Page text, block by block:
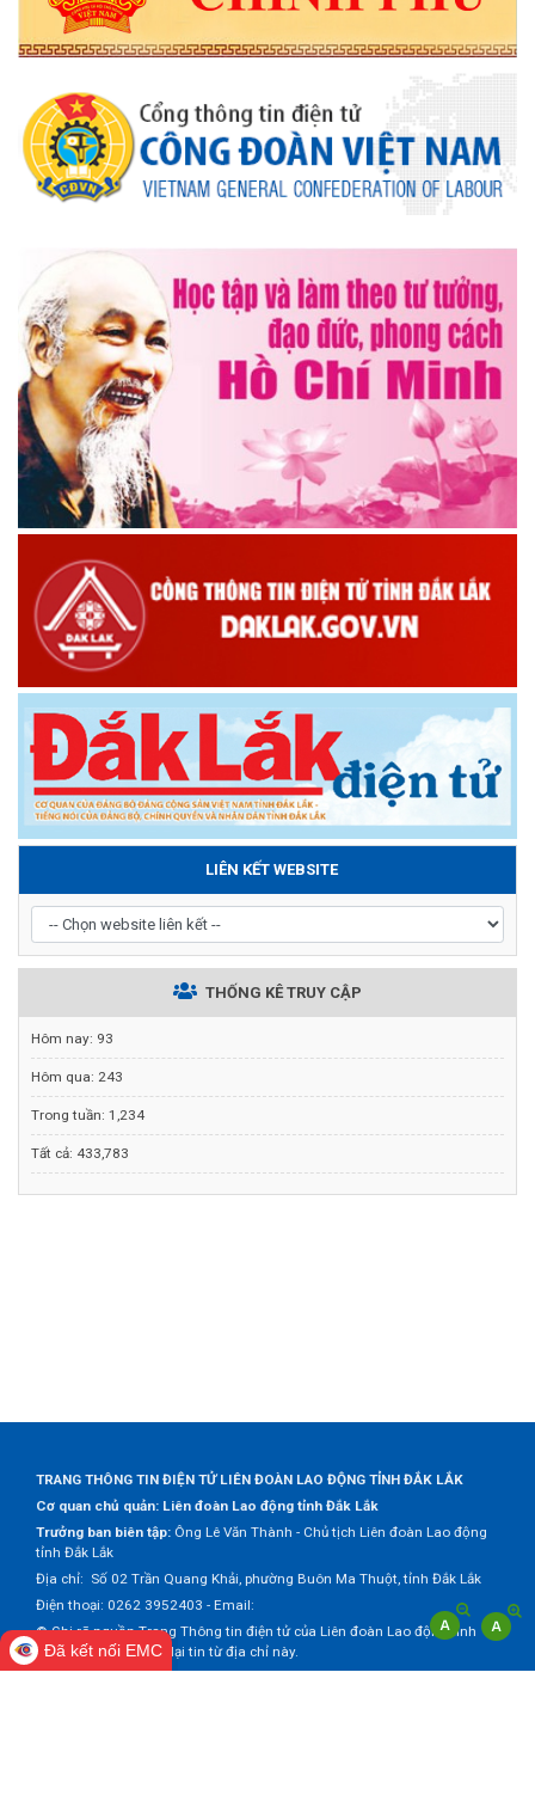
LIÊN KẾT WEBSITE
THỐNG KÊ TRUY CẬP
Hôm nay: 93
Hôm qua: 243
Trong tuần: 1,234
Tất cả: 433,783
TRANG THÔNG TIN ĐIỆN TỬ LIÊN ĐOÀN LAO ĐỘNG TỈNH ĐẮK LẮK
Cơ quan chủ quản: Liên đoàn Lao động tỉnh Đắk Lắk
Trưởng ban biên tập: Ông Lê Văn Thành - Chủ tịch Liên đoàn Lao động
tỉnh Đắk Lắk
Địa chỉ: Số 02 Trần Quang Khải, phường Buôn Ma Thuột, tỉnh Đắk Lắk
Điện thoại: 0262 3952403 - Email:
© Ghi rõ nguồn Trang Thông tin điện tử của Liên đoàn Lao động tỉnh
Đắk Lắk khi trích dẫn lại tin từ địa chỉ này.
Đã kết nối EMC